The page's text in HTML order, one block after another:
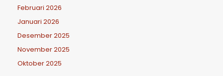
Februari 2026
Januari 2026
Desember 2025
November 2025
Oktober 2025